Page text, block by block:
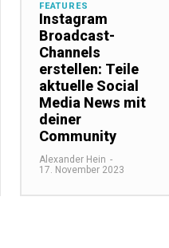
FEATURES
Instagram
Broadcast-
Channels
erstellen: Teile
aktuelle Social
Media News mit
deiner
Community
Alexander Hein -
17. November 2023